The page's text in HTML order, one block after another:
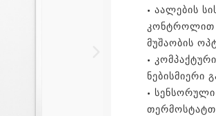
• აალების
კონტროლით
მუშაობის
•
ნებისმიერი
• სენსორული